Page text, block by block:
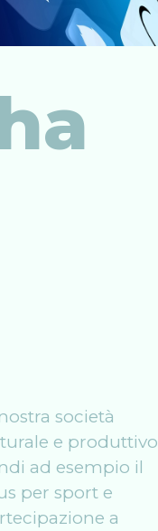
società
e produttivo
ad esempio il
per sport e
a